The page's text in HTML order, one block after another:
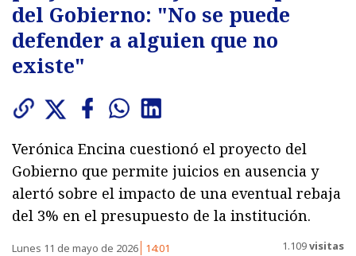
del Gobierno: "No se puede
defender a alguien que no
existe"
Verónica Encina cuestionó el proyecto del
Gobierno que permite juicios en ausencia y
alertó sobre el impacto de una eventual rebaja
del 3% en el presupuesto de la institución.
Lunes 11 de mayo de 2026 14:01 1.109visitas